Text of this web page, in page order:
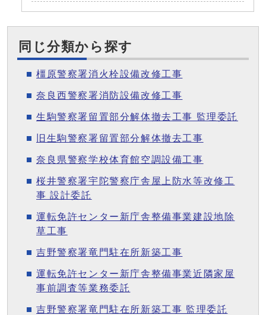
同じ分類から探す
橿原警察署消火栓設備改修工事
奈良西警察署消防設備改修工事
生駒警察署留置部分解体撤去工事 監理委託
旧生駒警察署留置部分解体撤去工事
奈良県警察学校体育館空調設備工事
桜井警察署宇陀警察庁舎屋上防水等改修工
事 設計委託
運転免許センター新庁舎整備事業建設地除
草工事
吉野警察署竜門駐在所新築工事
運転免許センター新庁舎整備事業近隣家屋
事前調査等業務委託
吉野警察署竜門駐在所新築工事 監理委託